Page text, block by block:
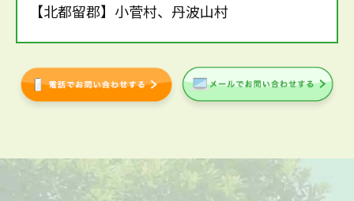
【北都留郡】小菅村、丹波山村